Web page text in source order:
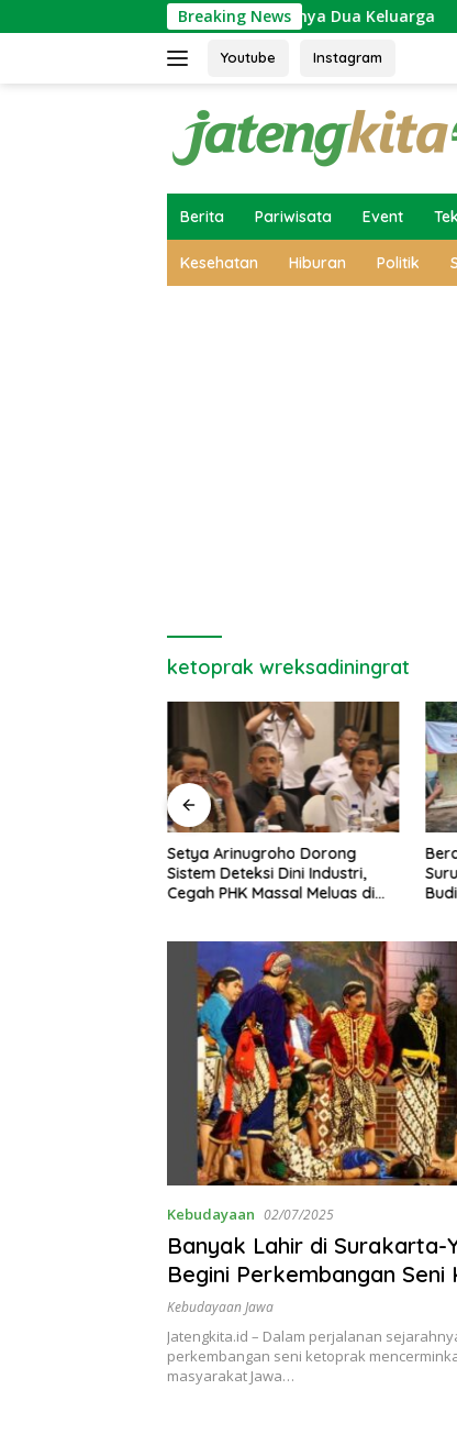
to
Breaking News
Mantu: Simbol Bersatunya Dua Keluarga Ini
Youtube Instagram
Berita Pariwisata Event
Kesehatan Hiburan Politik
ketoprak wreksadiningrat
Setya Arinugroho Dorong
Sistem Deteksi Dini Industri,
Cegah PHK Massal Meluas di
Kebudayaan 02/07/2025
Banyak Lahir di Surakarta-
Begini Perkembangan
Tantangannya
Kebudayaan Jawa
Jatengkita.id – Dalam perjalanan
perkembangan seni ketoprak
masyarakat Jawa…